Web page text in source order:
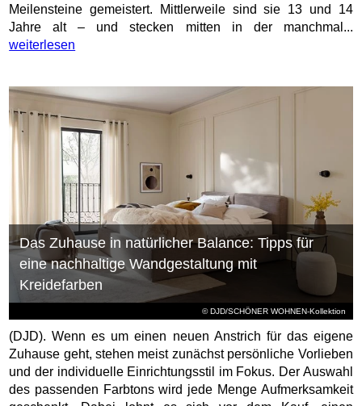
Meilensteine gemeistert. Mittlerweile sind sie 13 und 14
Jahre alt – und stecken mitten in der manchmal...
weiterlesen
© DJD/SCHÖNER WOHNEN-Kollektion
Das Zuhause in natürlicher Balance: Tipps für
eine nachhaltige Wandgestaltung mit
Kreidefarben
(DJD). Wenn es um einen neuen Anstrich für das eigene
Zuhause geht, stehen meist zunächst persönliche Vorlieben
und der individuelle Einrichtungsstil im Fokus. Der Auswahl
des passenden Farbtons wird jede Menge Aufmerksamkeit